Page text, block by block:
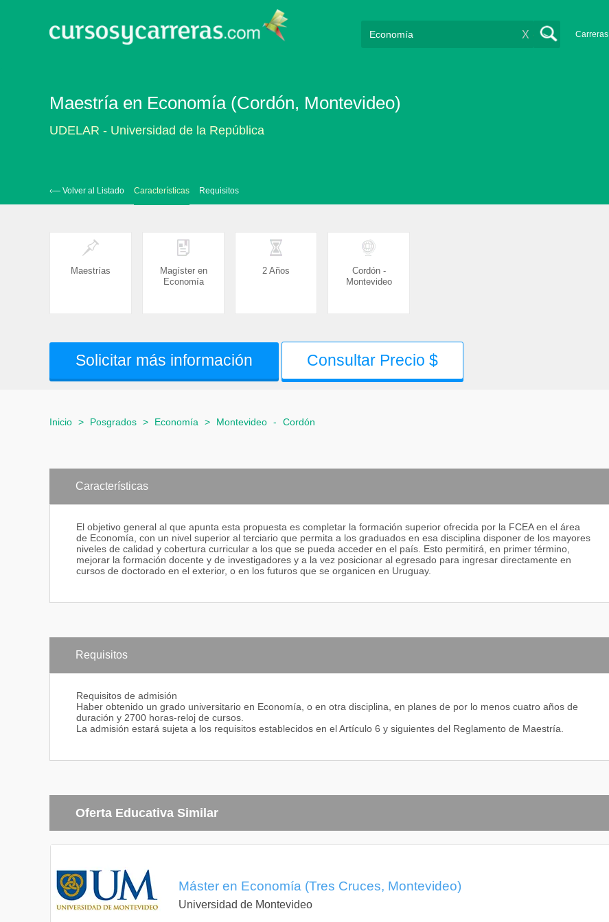
Carreras
X
Maestría en Economía (Cordón, Montevideo)
UDELAR - Universidad de la República
‹— Volver al Listado Características Requisitos
Maestrías
Magíster en
Economía
2 Años
Cordón -
Montevideo
Solicitar más información Consultar Precio $
Inicio > Posgrados > Economía > Montevideo - Cordón
Características
El objetivo general al que apunta esta propuesta es completar la formación superior ofrecida por la FCEA en el área
de Economía, con un nivel superior al terciario que permita a los graduados en esa disciplina disponer de los mayores
niveles de calidad y cobertura curricular a los que se pueda acceder en el país. Esto permitirá, en primer término,
mejorar la formación docente y de investigadores y a la vez posicionar al egresado para ingresar directamente en
cursos de doctorado en el exterior, o en los futuros que se organicen en Uruguay.
Requisitos
Requisitos de admisión
Haber obtenido un grado universitario en Economía, o en otra disciplina, en planes de por lo menos cuatro años de
duración y 2700 horas-reloj de cursos.
La admisión estará sujeta a los requisitos establecidos en el Artículo 6 y siguientes del Reglamento de Maestría.
Oferta Educativa Similar
Máster en Economía (Tres Cruces, Montevideo)
Universidad de Montevideo